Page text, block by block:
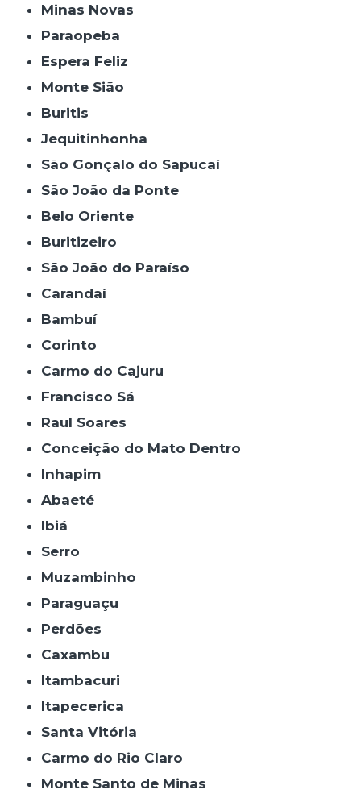
Minas Novas
Paraopeba
Espera Feliz
Monte Sião
Buritis
Jequitinhonha
São Gonçalo do Sapucaí
São João da Ponte
Belo Oriente
Buritizeiro
São João do Paraíso
Carandaí
Bambuí
Corinto
Carmo do Cajuru
Francisco Sá
Raul Soares
Conceição do Mato Dentro
Inhapim
Abaeté
Ibiá
Serro
Muzambinho
Paraguaçu
Perdões
Caxambu
Itambacuri
Itapecerica
Santa Vitória
Carmo do Rio Claro
Monte Santo de Minas